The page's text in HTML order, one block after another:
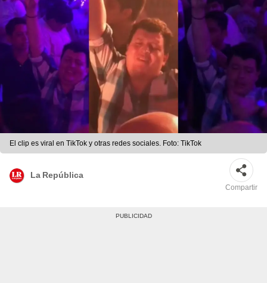
El clip es viral en TikTok y otras redes sociales. Foto: TikTok
La República
Compartir